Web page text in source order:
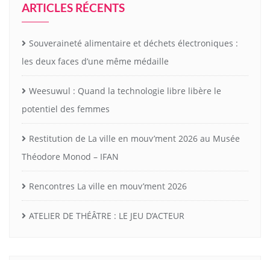
ARTICLES RÉCENTS
Souveraineté alimentaire et déchets électroniques :
les deux faces d’une même médaille
Weesuwul : Quand la technologie libre libère le
potentiel des femmes
Restitution de La ville en mouv’ment 2026 au Musée
Théodore Monod – IFAN
Rencontres La ville en mouv’ment 2026
ATELIER DE THÉÂTRE : LE JEU D’ACTEUR